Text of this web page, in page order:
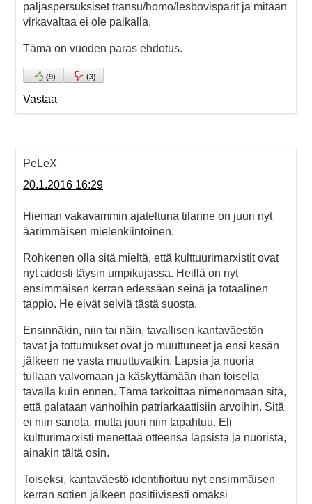
paljaspersuksiset transu/homo/lesbovisparit ja mitään
virkavaltaa ei ole paikalla.
Tämä on vuoden paras ehdotus.
(9) (3)
Vastaa
PeLeX
20.1.2016 16:29
Hieman vakavammin ajateltuna tilanne on juuri nyt
äärimmäisen mielenkiintoinen.
Rohkenen olla sitä mieltä, että kulttuurimarxistit ovat
nyt aidosti täysin umpikujassa. Heillä on nyt
ensimmäisen kerran edessään seinä ja totaalinen
tappio. He eivät selviä tästä suosta.
Ensinnäkin, niin tai näin, tavallisen kantaväestön
tavat ja tottumukset ovat jo muuttuneet ja ensi kesän
jälkeen ne vasta muuttuvatkin. Lapsia ja nuoria
tullaan valvomaan ja käskyttämään ihan toisella
tavalla kuin ennen. Tämä tarkoittaa nimenomaan sitä,
että palataan vanhoihin patriarkaattisiin arvoihin. Sitä
ei niin sanota, mutta juuri niin tapahtuu. Eli
kultturimarxisti menettää otteensa lapsista ja nuorista,
ainakin tältä osin.
Toiseksi, kantaväestö identifioituu nyt ensimmäisen
kerran sotien jälkeen positiivisesti omaksi